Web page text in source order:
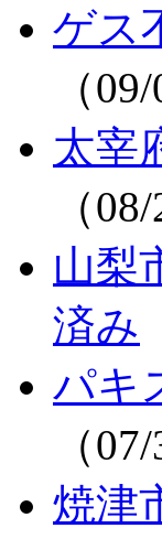
ゲス
（
太宰
（
山梨
済み
パキ
（
焼津